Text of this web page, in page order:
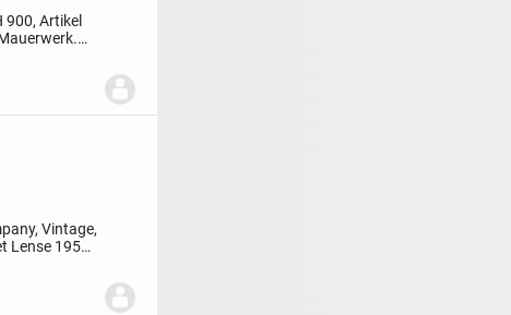
900, Artikel
Vintage,
Lense 1950